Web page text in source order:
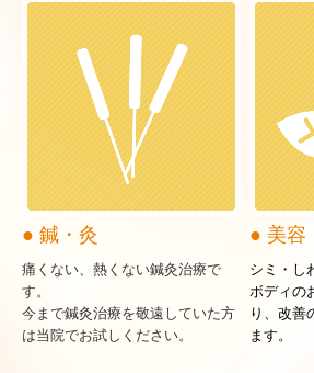
● 鍼・灸
痛くない、熱くない鍼灸治療で
す。
今まで鍼灸治療を敬遠していた方
は当院でお試しください。
● 美容
シミ ・し
ボディの
り、改善
ます。